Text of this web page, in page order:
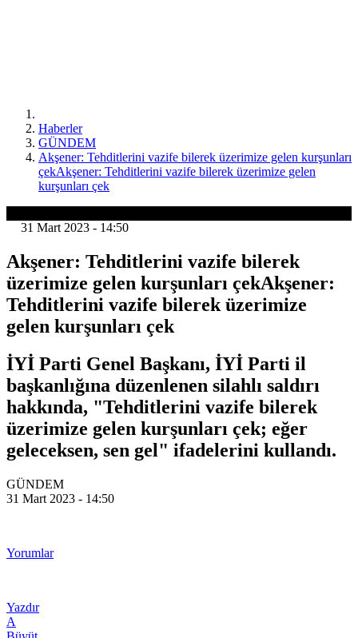
Haberler
GÜNDEM
Akşener: Tehditlerini vazife bilerek üzerimize gelen kurşunları
çekAkşener: Tehditlerini vazife bilerek üzerimize gelen
kurşunları çek
31 Mart 2023 - 14:50
Akşener: Tehditlerini vazife bilerek
üzerimize gelen kurşunları çekAkşener:
Tehditlerini vazife bilerek üzerimize
gelen kurşunları çek
İYİ Parti Genel Başkanı, İYİ Parti il
başkanlığına düzenlenen silahlı saldırı
hakkında, "Tehditlerini vazife bilerek
üzerimize gelen kurşunları çek; eğer
geleceksen, sen gel" ifadelerini kullandı.
GÜNDEM
31 Mart 2023 - 14:50
Yorumlar
Yazdır
A